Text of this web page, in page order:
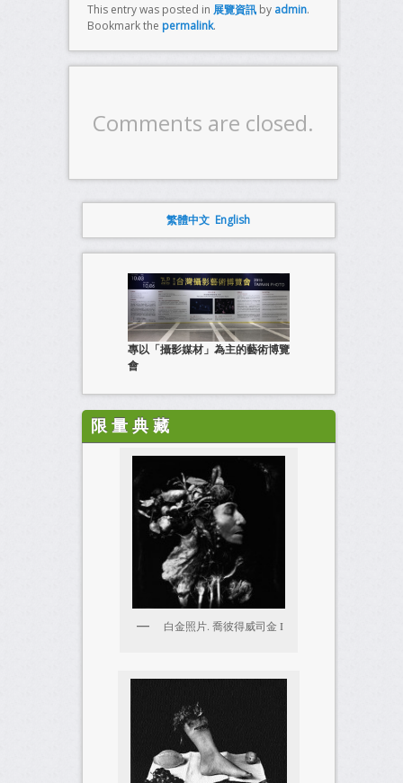
This entry was posted in 展覽資訊by admin.
Bookmark the permalink.
Comments are closed.
繁體中文 English
專以「攝影媒材」為主的藝術博覽
會
限 量 典 藏
白金照片. 喬彼得威司金 I